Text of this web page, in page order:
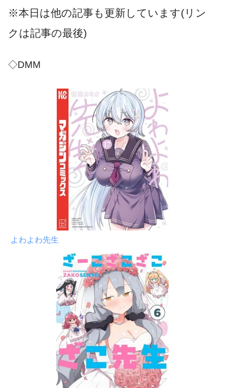
※本日は他の記事も更新しています(リン
クは記事の最後)
◇DMM
よわよわ先生